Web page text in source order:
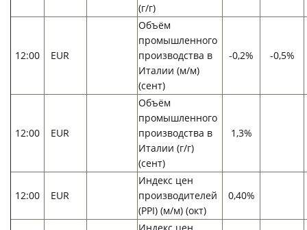
(г/г)
12:00 EUR
Объём
промышленного
производства в
Италии (м/м)
(сент)
-0,2% -0,5%
12:00 EUR
Объём
промышленного
производства в
Италии (г/г)
(сент)
1,3%
12:00 EUR
Индекс цен
производителей
(PPI) (м/м) (окт)
0,40%
Индекс цен